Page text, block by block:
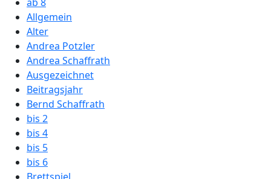
Allgemein
Alter
Andrea Potzler
Andrea Schaffrath
Ausgezeichnet
Beitragsjahr
Bernd Schaffrath
bis 2
bis 4
bis 5
bis 6